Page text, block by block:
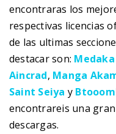
encontraras los
respectivas licencias
de las ultimas
destacar son:
Aincrad, Manga
Saint Seiya y
encontrareis una
descargas.